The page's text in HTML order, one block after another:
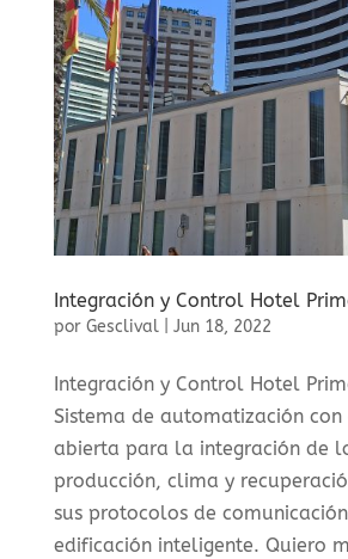
Integración y Control Hotel
por Gesclival| Jun 18, 2022
Integración y Control Hotel
Sistema de automatización
abierta para la integración de
producción, clima y
sus protocolos de
edificación inteligente. Quiero